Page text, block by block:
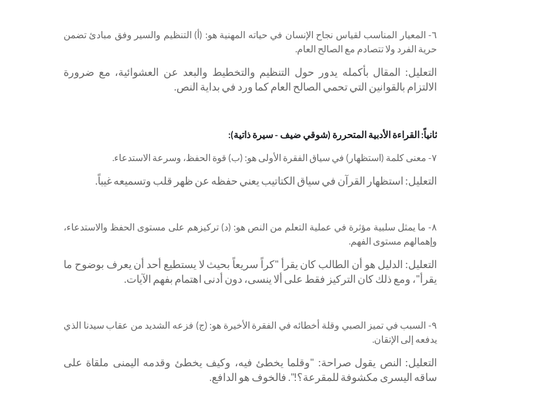
٦- المعيار المناسب لقياس نجاح الإنسان في حياته المهنية هو: (أ) التنظيم والسير وفق مبادئ تضمن
حرية الفرد ولا تتصادم مع الصالح العام.
التعليل: المقال بأكمله يدور حول التنظيم والتخطيط والبعد عن العشوائية، مع ضرورة
الالتزام بالقوانين التي تحمي الصالح العام كما ورد في بداية النص.
ثانياً: القراءة الأدبية المتحررة (شوقي ضيف - سيرة ذاتية):
٧- معنى كلمة (استظهار) في سياق الفقرة الأولى هو: (ب) قوة الحفظ، وسرعة الاستدعاء.
التعليل: استظهار القرآن في سياق الكتاتيب يعني حفظه عن ظهر قلب وتسميعه غيباً.
٨- ما يمثل سلبية مؤثرة في عملية التعلم من النص هو: (د) تركيزهم على مستوى الحفظ والاستدعاء،
وإهمالهم مستوى الفهم.
التعليل: الدليل هو أن الطالب كان يقرأ "كراً سريعاً بحيث لا يستطيع أحد أن يعرف بوضوح ما
يقرأ"، ومع ذلك كان التركيز فقط على ألا ينسى، دون أدنى اهتمام بفهم الآيات.
٩- السبب في تميز الصبي وقلة أخطائه في الفقرة الأخيرة هو: (ج) فزعه الشديد من عقاب سيدنا الذي
يدفعه إلى الإتقان.
التعليل: النص يقول صراحة: "وقلما يخطئ فيه، وكيف يخطئ وقدمه اليمنى ملقاة على
ساقه اليسرى مكشوفة للمقرعة؟!". فالخوف هو الدافع.